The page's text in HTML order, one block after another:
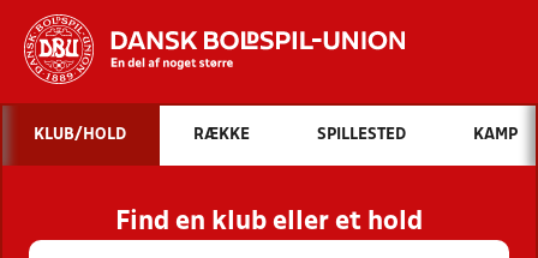
Hvad vil du søge efter?
INDHOLD OG NYHEDER
STILLINGER, RESULTATER, KLUBBER OG
HOLD
KLUB/HOLD RÆKKE SPILLESTED KAMP
Find en klub eller et hold